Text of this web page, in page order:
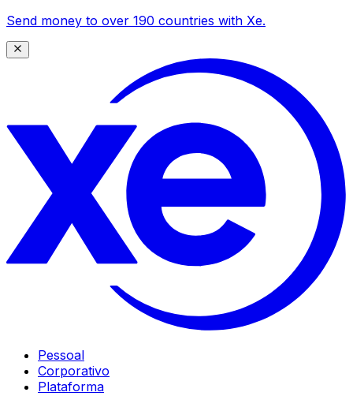
Send money to over 190 countries with Xe.
Pessoal
Corporativo
Plataforma